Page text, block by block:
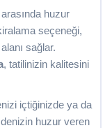
huzur
seçeneği,
sağlar.
, tatilinizin kalitesini
içtiğinizde ya da
huzur veren